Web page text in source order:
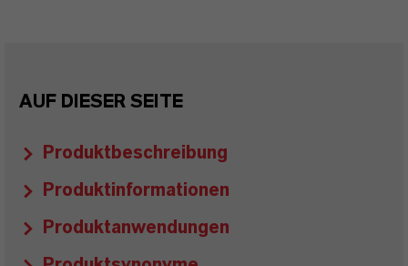
AUF DIESER SEITE
Produktbeschreibung
Produktinformationen
Produktanwendungen